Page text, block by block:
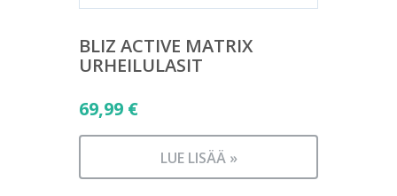
BLIZ ACTIVE MATRIX
URHEILULASIT
69,99 €
LUE LISÄÄ »